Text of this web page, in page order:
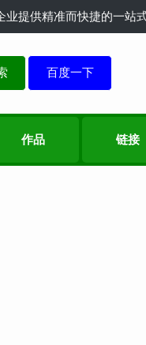
提供精准而快捷的一站式
作品 链接